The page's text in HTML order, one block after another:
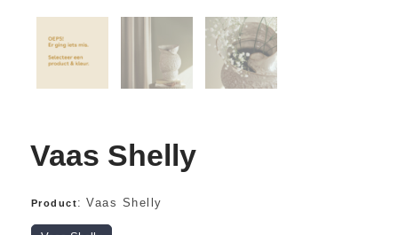
Vaas Shelly
Product: Vaas Shelly